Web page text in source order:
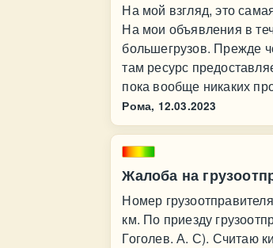
На мой взгляд, это
На мои объявления в
большегрузов. Прежде
там ресурс
пока вообще никаких
Рома, 12.03.2023
Жалоба на
Номер
км. По приезду
Гоголев. А. С). Считаю